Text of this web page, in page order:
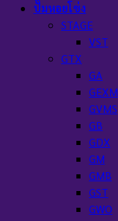
ปั๊มหอยโข่ง
STAGE
VST
GTX
GA
GEXM
GVMS
GB
GDX
GM
GMB
GST
GWO